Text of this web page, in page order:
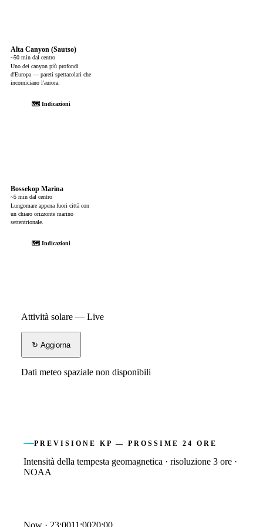
Alta Canyon (Sautso)
~50 min dal centro
Uno dei canyon più profondi
d'Europa — pareti spettacolari che
incorniciano l'aurora.
🗺 Indicazioni
Bossekop Marina
~5 min dal centro
Lungomare appena fuori città con
un chiaro orizzonte marino
settentrionale.
🗺 Indicazioni
Attività solare — Live
↻ Aggiorna
Dati meteo spaziale non disponibili
PREVISIONE KP — PROSSIME 24 ORE
Intensità della tempesta geomagnetica · risoluzione 3 ore ·
NOAA
Kp index forecast
Now · 23:0011:0020:00